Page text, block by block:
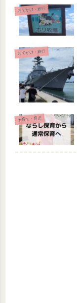
おでかけ・旅行
おでかけ・旅行
子育て・育児